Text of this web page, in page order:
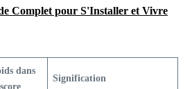
Complet pour S'Installer et Vivre
dans
Signification